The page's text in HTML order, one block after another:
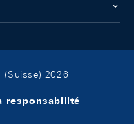
2026
responsabilité